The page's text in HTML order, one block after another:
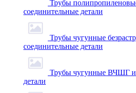
Трубы
соединительные детали
Трубы чугунные
соединительные детали
Трубы чугунные ВЧШГ и
детали